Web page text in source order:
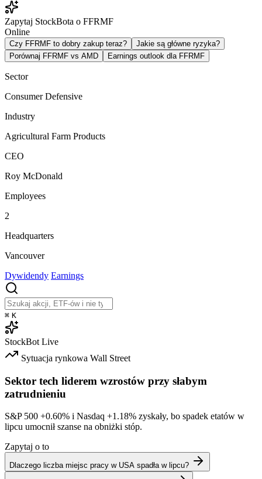
Zapytaj StockBota o FFRMF
Online
Czy FFRMF to dobry zakup teraz?
Jakie są główne ryzyka?
Porównaj FFRMF vs AMD
Earnings outlook dla FFRMF
Sector
Consumer Defensive
Industry
Agricultural Farm Products
CEO
Roy McDonald
Employees
2
Headquarters
Vancouver
Dywidendy Earnings
⌘ K
StockBot Live
Sytuacja rynkowa Wall Street
Sektor tech liderem wzrostów przy słabym
zatrudnieniu
S&P 500 +0.60% i Nasdaq +1.18% zyskały, bo spadek etatów w
lipcu umocnił szanse na obniżki stóp.
Zapytaj o to
Dlaczego liczba miejsc pracy w USA spadła w lipcu?